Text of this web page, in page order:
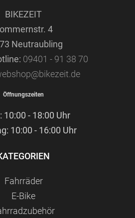
BIKEZEIT
4
Neutraubling
09401 - 91 38 70
Öffnungszeiten
10:00 - 18:00 Uhr
10:00 - 16:00 Uhr
Fahrräder
E-Bike